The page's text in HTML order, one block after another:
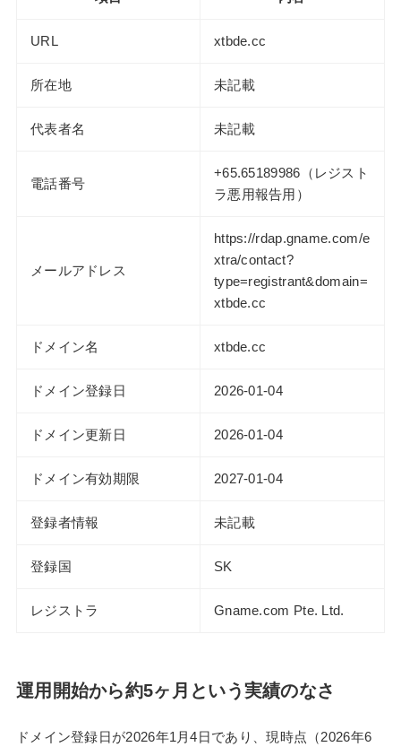
URL xtbde.cc
所在地 未記載
代表者名 未記載
電話番号
+65.65189986（レジスト
ラ悪用報告用）
メールアドレス
https://rdap.gname.com/e
xtra/contact?
type=registrant&domain=
xtbde.cc
ドメイン名 xtbde.cc
ドメイン登録日 2026-01-04
ドメイン更新日 2026-01-04
ドメイン有効期限 2027-01-04
登録者情報 未記載
登録国 SK
レジストラ Gname.com Pte. Ltd.
運用開始から約5ヶ月という実績のなさ
ドメイン登録日が2026年1月4日であり、現時点（2026年6